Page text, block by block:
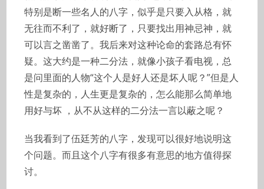
特别是断一些名人的八字，似乎是只要入从格，就
无往而不利了，就好断了，只要找出用神忌神，就
可以言之凿凿了。我后来对这种论命的套路总有怀
疑。这大约是一种二分法，就像小孩子看电视，总
是问里面的人物“这个人是好人还是坏人呢？”但是人
性是复杂的，人生更是复杂的，怎么能那么简单地
用好与坏 ，从不从这样的二分法一言以蔽之呢？
当我看到了伍廷芳的八字，发现可以很好地说明这
个问题。而且这个八字有很多有意思的地方值得探
讨。